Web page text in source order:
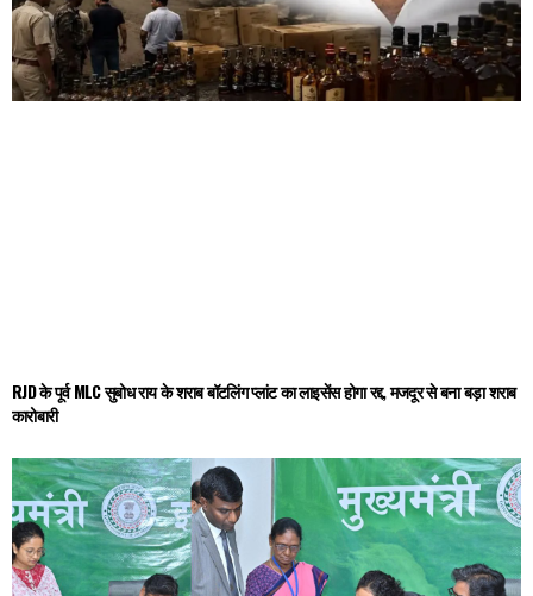
RJD के पूर्व MLC सुबोध राय के शराब बॉटलिंग प्लांट का लाइसेंस होगा रद्द, मजदूर से बना बड़ा शराब
कारोबारी